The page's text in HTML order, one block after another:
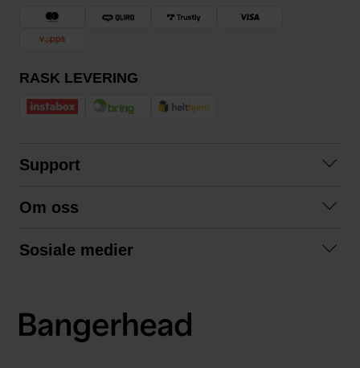
RASK LEVERING
Support
Kjøpsvilkår
Om oss
Sosiale medier
LinkedIn